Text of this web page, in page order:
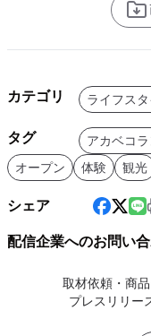
カテゴリ ライフス
タグ アカベコラ
オープン
体験 観光
シェア
配信企業へのお問い
取材依頼・商
プレスリリー